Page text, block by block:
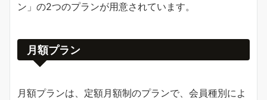
ン」の2つのプランが用意されています。
月額プラン
月額プランは、定額月額制のプランで、会員種別によ